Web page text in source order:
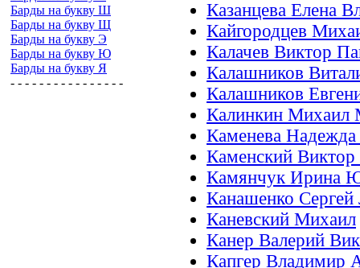
Барды на букву Ш
Барды на букву Щ
Барды на букву Э
Барды на букву Ю
Барды на букву Я
- - - - - - - - - - - - - - - -
Казанцева Елена
Кайгородцев
Калачев Виктор
Калашников
Калашников
Калинкин Михаил
Каменева
Каменский
Камянчук Ирина
Канашенко
Каневский Михаил
Канер Валерий
Капгер Владимир